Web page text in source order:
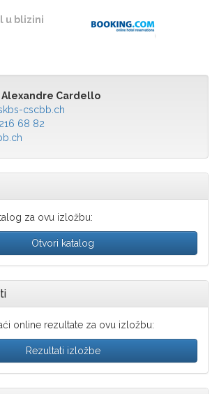
u blizini
Alexandre Cardello
cscbb.ch
68 82
za ovu izložbu:
Otvori katalog
online rezultate za ovu izložbu:
Rezultati izložbe